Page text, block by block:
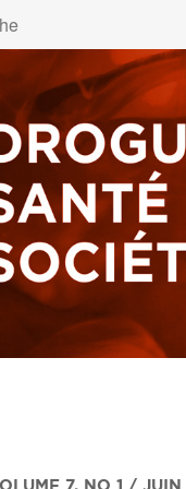
7, NO 1 / JUIN